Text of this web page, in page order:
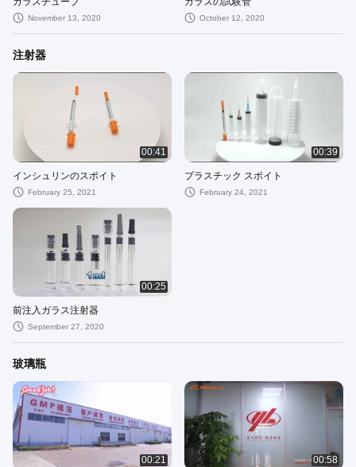
November 13, 2020 October 12, 2020
注射器
00:41
インシュリンのスポイト
February 25, 2021
00:39
プラスチック スポイト
February 24, 2021
00:25
前注入ガラス注射器
September 27, 2020
玻璃瓶
00:21 00:58